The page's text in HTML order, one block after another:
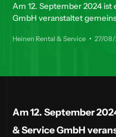
Am 12. September 2024 ist
GmbH veranstaltet
Heinen Rental & Service 27/
Am 12. September
& Service GmbH